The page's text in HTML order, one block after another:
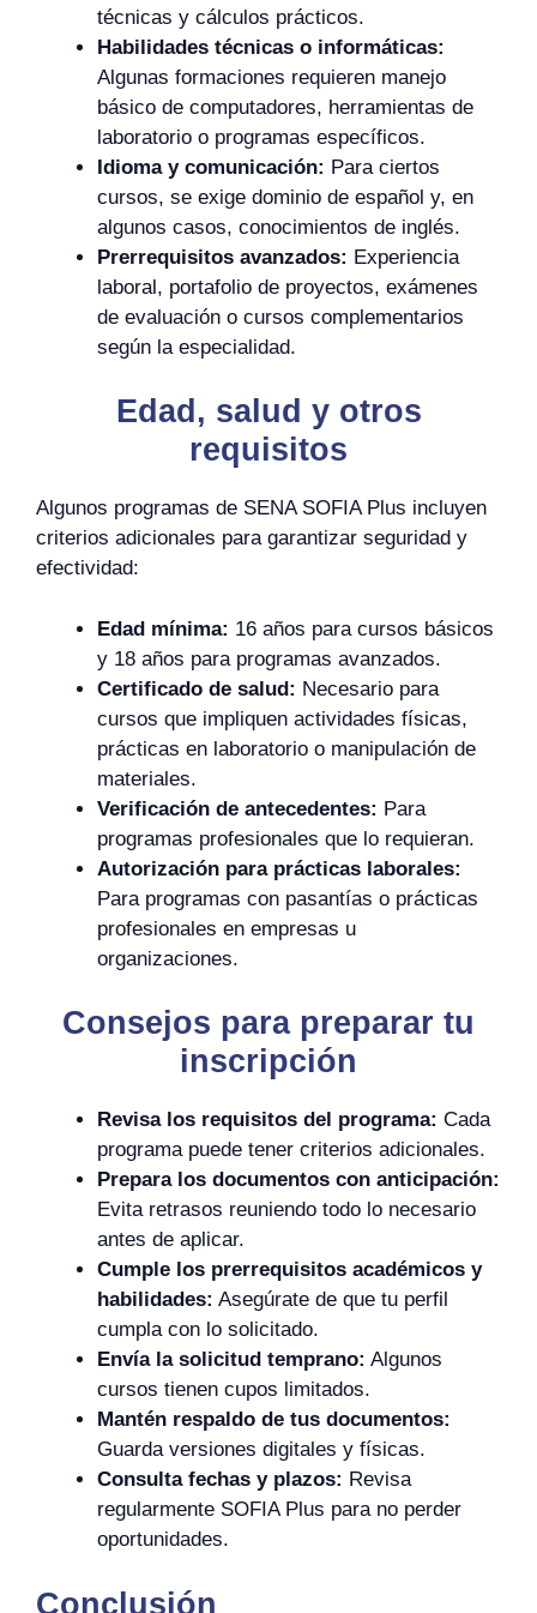
técnicas y cálculos prácticos.
Habilidades técnicas o informáticas:
Algunas formaciones requieren manejo
básico de computadores, herramientas de
laboratorio o programas específicos.
Idioma y comunicación: Para ciertos
cursos, se exige dominio de español y, en
algunos casos, conocimientos de inglés.
Prerrequisitos avanzados: Experiencia
laboral, portafolio de proyectos, exámenes
de evaluación o cursos complementarios
según la especialidad.
Edad, salud y otros
requisitos
Algunos programas de SENA SOFIA Plus incluyen
criterios adicionales para garantizar seguridad y
efectividad:
Edad mínima: 16 años para cursos básicos
y 18 años para programas avanzados.
Certificado de salud: Necesario para
cursos que impliquen actividades físicas,
prácticas en laboratorio o manipulación de
materiales.
Verificación de antecedentes: Para
programas profesionales que lo requieran.
Autorización para prácticas laborales:
Para programas con pasantías o prácticas
profesionales en empresas u
organizaciones.
Consejos para preparar tu
inscripción
Revisa los requisitos del programa: Cada
programa puede tener criterios adicionales.
Prepara los documentos con anticipación:
Evita retrasos reuniendo todo lo necesario
antes de aplicar.
Cumple los prerrequisitos académicos y
habilidades: Asegúrate de que tu perfil
cumpla con lo solicitado.
Envía la solicitud temprano: Algunos
cursos tienen cupos limitados.
Mantén respaldo de tus documentos:
Guarda versiones digitales y físicas.
Consulta fechas y plazos: Revisa
regularmente SOFIA Plus para no perder
oportunidades.
Conclusión